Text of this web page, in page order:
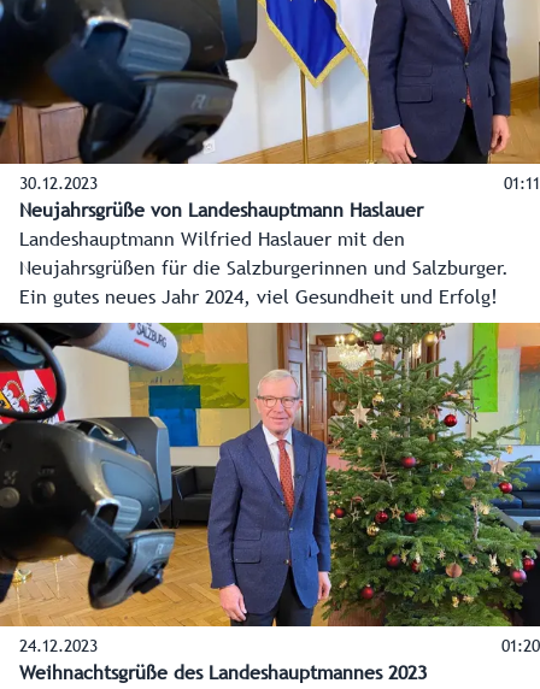
30.12.2023 01:11
Neujahrsgrüße von Landeshauptmann Haslauer
Landeshauptmann Wilfried Haslauer mit den
Neujahrsgrüßen für die Salzburgerinnen und Salzburger.
Ein gutes neues Jahr 2024, viel Gesundheit und Erfolg!
24.12.2023 01:20
Weihnachtsgrüße des Landeshauptmannes 2023